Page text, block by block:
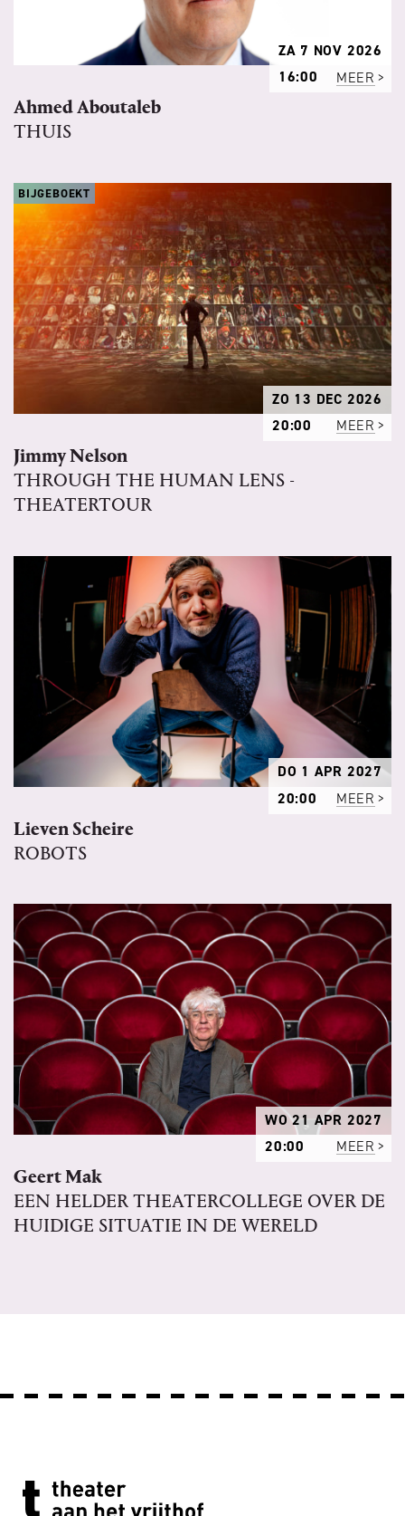
ZA 7 NOV 2026
16:00
MEER
Ahmed Aboutaleb
THUIS
BIJGEBOEKT
ZO 13 DEC 2026
20:00
MEER
Jimmy Nelson
THROUGH THE HUMAN LENS -
THEATERTOUR
DO 1 APR 2027
20:00
MEER
Lieven Scheire
ROBOTS
WO 21 APR 2027
20:00
MEER
Geert Mak
EEN HELDER THEATERCOLLEGE OVER DE
HUIDIGE SITUATIE IN DE WERELD